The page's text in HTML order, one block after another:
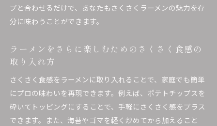
プと合わせるだけで、あなたもさくさくラーメンの魅力を存
分に味わうことができます。
ラーメンをさらに楽しむためのさくさく食感の
取り入れ方
さくさく食感をラーメンに取り入れることで、家庭でも簡単
にプロの味わいを再現できます。例えば、ポテトチップスを
砕いてトッピングにすることで、手軽にさくさく感をプラス
できます。また、海苔やゴマを軽く炒めてから加えること